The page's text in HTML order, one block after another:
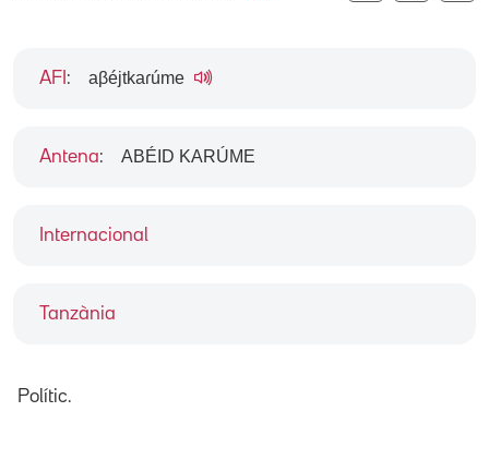
Internacional
Tanzània
AFI : aβéjtkaɾúme
Antena: ABÉID KARÚME
Polític.